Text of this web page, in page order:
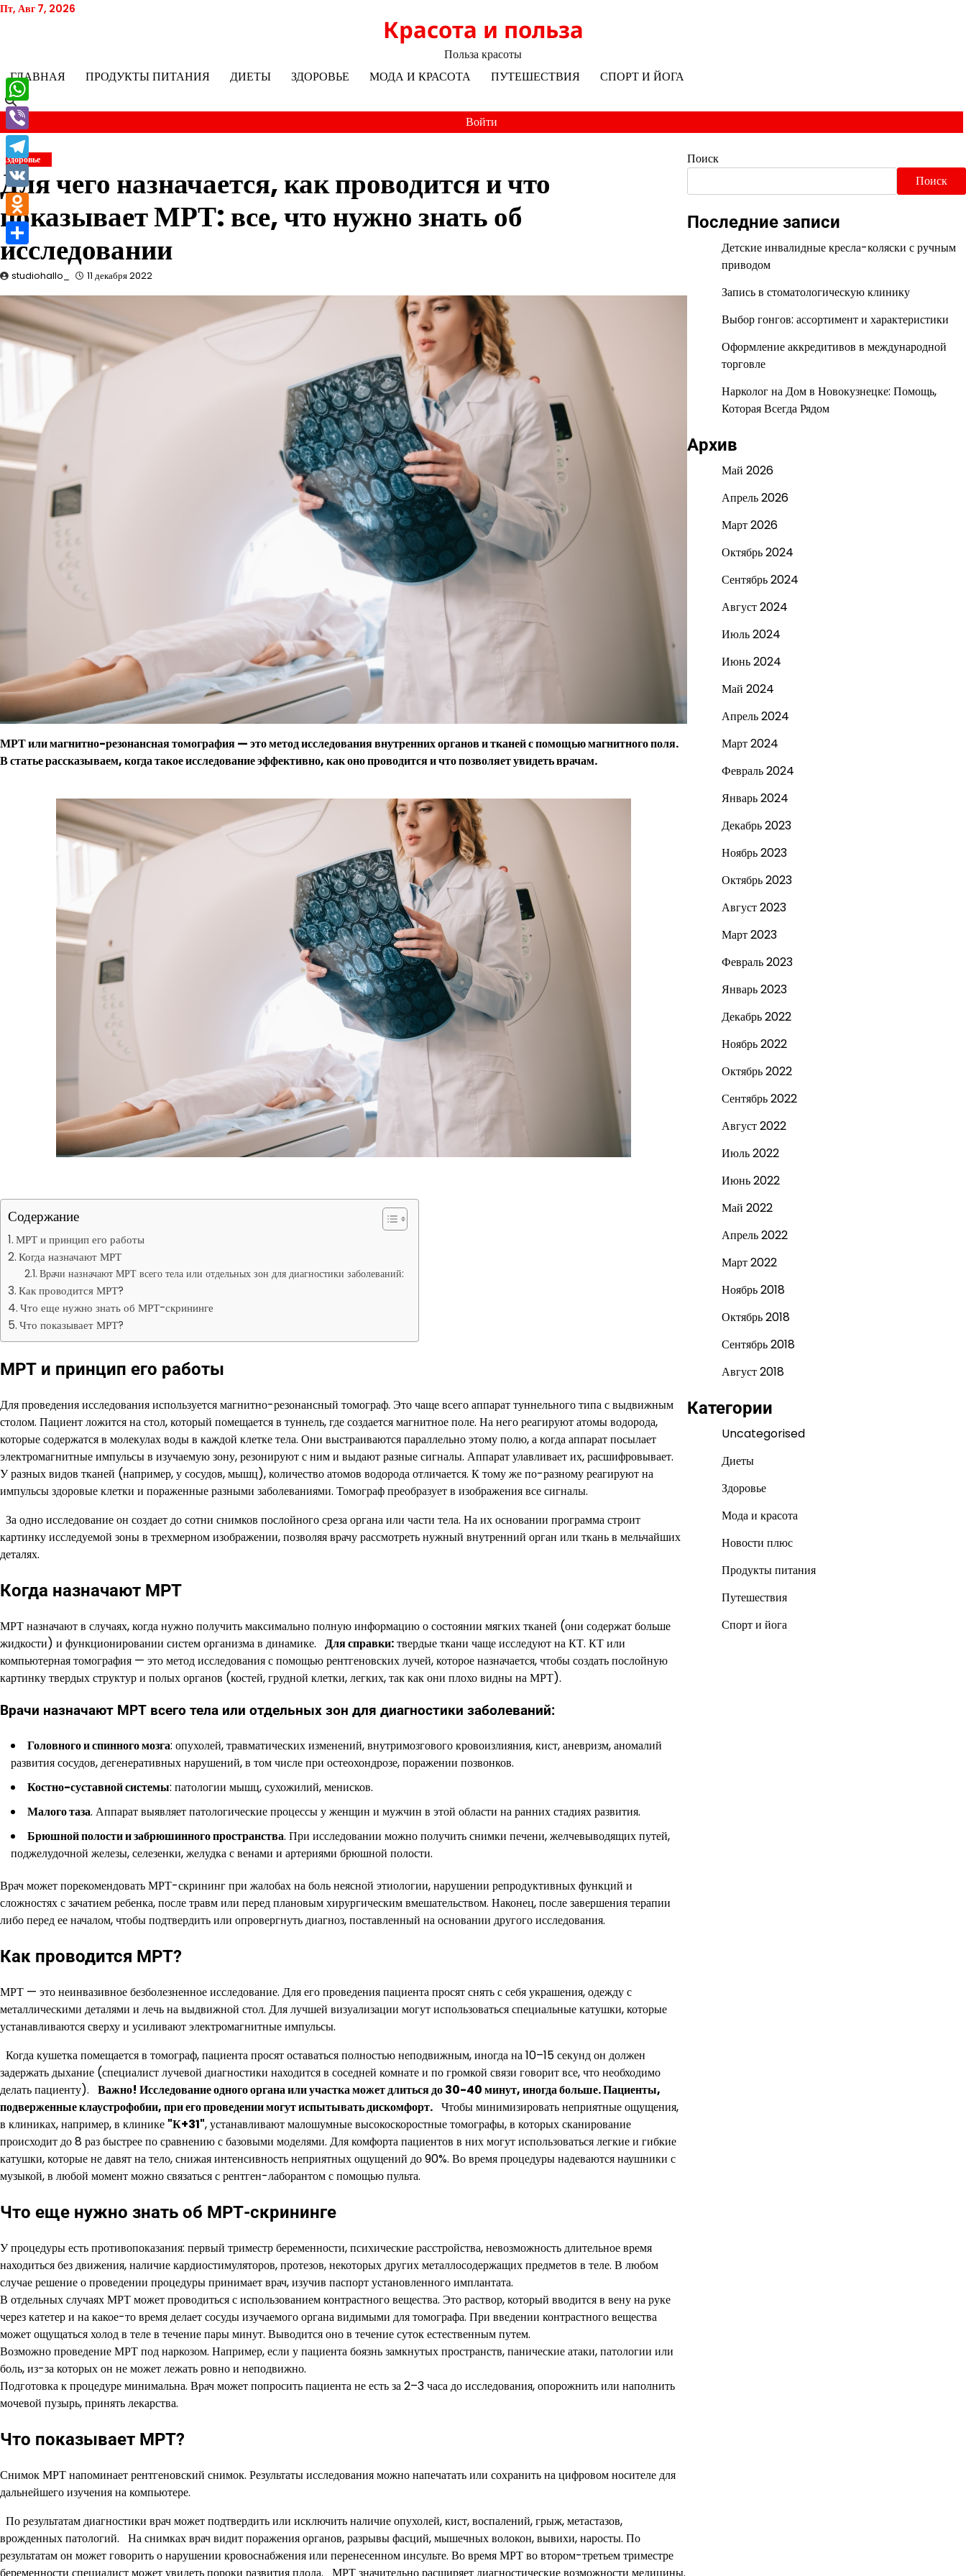
Перейти
Пт, Авг 7, 2026
Красота и польза
Польза красоты
ГЛАВНАЯ
ПРОДУКТЫ ПИТАНИЯ ДИЕТЫ ЗДОРОВЬЕ МОДА И КРАСОТА ПУТЕШЕСТВИЯ СПОРТ И ЙОГА
Войти
Здоровье
Для чего назначается, как проводится и что
показывает МРТ: все, что нужно знать об
исследовании
studiohallo_ 11 декабря 2022
МРТ или магнитно-резонансная томография — это метод исследования внутренних органов и тканей с помощью магнитного поля.
В статье рассказываем, когда такое исследование эффективно, как оно проводится и что позволяет увидеть врачам.
Содержание
МРТ и принцип его работы
Когда назначают МРТ
Врачи назначают МРТ всего тела или отдельных зон для диагностики заболеваний:
Как проводится МРТ?
Что еще нужно знать об МРТ-скрининге
Что показывает МРТ?
МРТ и принцип его работы
Для проведения исследования используется магнитно-резонансный томограф. Это чаще всего аппарат туннельного типа с выдвижным
столом. Пациент ложится на стол, который помещается в туннель, где создается магнитное поле. На него реагируют атомы водорода,
которые содержатся в молекулах воды в каждой клетке тела. Они выстраиваются параллельно этому полю, а когда аппарат посылает
электромагнитные импульсы в изучаемую зону, резонируют с ним и выдают разные сигналы. Аппарат улавливает их, расшифровывает.
У разных видов тканей (например, у сосудов, мышц), количество атомов водорода отличается. К тому же по-разному реагируют на
импульсы здоровые клетки и пораженные разными заболеваниями. Томограф преобразует в изображения все сигналы.
За одно исследование он создает до сотни снимков послойного среза органа или части тела. На их основании программа строит
картинку исследуемой зоны в трехмерном изображении, позволяя врачу рассмотреть нужный внутренний орган или ткань в мельчайших
деталях.
Когда назначают МРТ
МРТ назначают в случаях, когда нужно получить максимально полную информацию о состоянии мягких тканей (они содержат больше
жидкости) и функционировании систем организма в динамике. Для справки:твердые ткани чаще исследуют на КТ. КТ или
компьютерная томография — это метод исследования с помощью рентгеновских лучей, которое назначается, чтобы создать послойную
картинку твердых структур и полых органов (костей, грудной клетки, легких, так как они плохо видны на МРТ).
Врачи назначают МРТ всего тела или отдельных зон для диагностики заболеваний:
Головного и спинного мозга: опухолей, травматических изменений, внутримозгового кровоизлияния, кист, аневризм, аномалий
развития сосудов, дегенеративных нарушений, в том числе при остеохондрозе, поражении позвонков.
Костно-суставной системы: патологии мышц, сухожилий, менисков.
Малого таза. Аппарат выявляет патологические процессы у женщин и мужчин в этой области на ранних стадиях развития.
Брюшной полости и забрюшинного пространства. При исследовании можно получить снимки печени, желчевыводящих путей,
поджелудочной железы, селезенки, желудка с венами и артериями брюшной полости.
Врач может порекомендовать МРТ-скрининг при жалобах на боль неясной этиологии, нарушении репродуктивных функций и
сложностях с зачатием ребенка, после травм или перед плановым хирургическим вмешательством. Наконец, после завершения терапии
либо перед ее началом, чтобы подтвердить или опровергнуть диагноз, поставленный на основании другого исследования.
Как проводится МРТ?
МРТ — это неинвазивное безболезненное исследование. Для его проведения пациента просят снять с себя украшения, одежду с
металлическими деталями и лечь на выдвижной стол. Для лучшей визуализации могут использоваться специальные катушки, которые
устанавливаются сверху и усиливают электромагнитные импульсы.
Когда кушетка помещается в томограф, пациента просят оставаться полностью неподвижным, иногда на 10–15 секунд он должен
задержать дыхание (специалист лучевой диагностики находится в соседней комнате и по громкой связи говорит все, что необходимо
делать пациенту). Важно! Исследование одного органа или участка может длиться до 30-40 минут, иногда больше. Пациенты,
подверженные клаустрофобии, при его проведении могут испытывать дискомфорт. Чтобы минимизировать неприятные ощущения,
в клиниках, например, в клинике "К+31", устанавливают малошумные высокоскоростные томографы, в которых сканирование
происходит до 8 раз быстрее по сравнению с базовыми моделями. Для комфорта пациентов в них могут использоваться легкие и гибкие
катушки, которые не давят на тело, снижая интенсивность неприятных ощущений до 90%. Во время процедуры надеваются наушники с
музыкой, в любой момент можно связаться с рентген-лаборантом с помощью пульта.
Что еще нужно знать об МРТ-скрининге
У процедуры есть противопоказания: первый триместр беременности, психические расстройства, невозможность длительное время
находиться без движения, наличие кардиостимуляторов, протезов, некоторых других металлосодержащих предметов в теле. В любом
случае решение о проведении процедуры принимает врач, изучив паспорт установленного имплантата.
В отдельных случаях МРТ может проводиться с использованием контрастного вещества. Это раствор, который вводится в вену на руке
через катетер и на какое-то время делает сосуды изучаемого органа видимыми для томографа. При введении контрастного вещества
может ощущаться холод в теле в течение пары минут. Выводится оно в течение суток естественным путем.
Возможно проведение МРТ под наркозом. Например, если у пациента боязнь замкнутых пространств, панические атаки, патологии или
боль, из-за которых он не может лежать ровно и неподвижно.
Подготовка к процедуре минимальна. Врач может попросить пациента не есть за 2–3 часа до исследования, опорожнить или наполнить
мочевой пузырь, принять лекарства.
Что показывает МРТ?
Снимок МРТ напоминает рентгеновский снимок. Результаты исследования можно напечатать или сохранить на цифровом носителе для
дальнейшего изучения на компьютере.
По результатам диагностики врач может подтвердить или исключить наличие опухолей, кист, воспалений, грыж, метастазов,
врожденных патологий. На снимках врач видит поражения органов, разрывы фасций, мышечных волокон, вывихи, наросты. По
результатам он может говорить о нарушении кровоснабжения или перенесенном инсульте. Во время МРТ во втором-третьем триместре
беременности специалист может увидеть пороки развития плода. МРТ значительно расширяет диагностические возможности медицины.
Поиск
Поиск
Последние записи
Детские инвалидные кресла-коляски с ручным
приводом
Запись в стоматологическую клинику
Выбор гонгов: ассортимент и характеристики
Оформление аккредитивов в международной
торговле
Нарколог на Дом в Новокузнецке: Помощь,
Которая Всегда Рядом
Архив
Май 2026
Апрель 2026
Март 2026
Октябрь 2024
Сентябрь 2024
Август 2024
Июль 2024
Июнь 2024
Май 2024
Апрель 2024
Март 2024
Февраль 2024
Январь 2024
Декабрь 2023
Ноябрь 2023
Октябрь 2023
Август 2023
Март 2023
Февраль 2023
Январь 2023
Декабрь 2022
Ноябрь 2022
Октябрь 2022
Сентябрь 2022
Август 2022
Июль 2022
Июнь 2022
Май 2022
Апрель 2022
Март 2022
Ноябрь 2018
Октябрь 2018
Сентябрь 2018
Август 2018
Категории
Uncategorised
Диеты
Здоровье
Мода и красота
Новости плюс
Продукты питания
Путешествия
Спорт и йога
WhatsApp
Viber
Telegram
VK
Odnoklassniki
Отправить